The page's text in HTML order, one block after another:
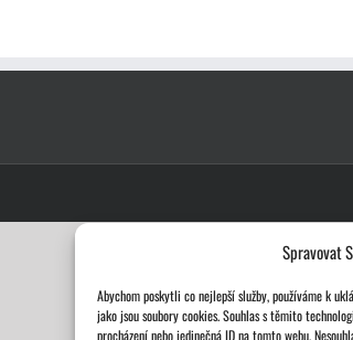
Spravovat
Abychom poskytli co nejlepší služby, používáme k
jako jsou soubory cookies. Souhlas s těmito
procházení nebo jedinečná ID na tomto webu.